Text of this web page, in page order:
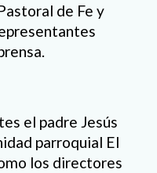
de Fe y
el padre Jesús
parroquial El
los directores